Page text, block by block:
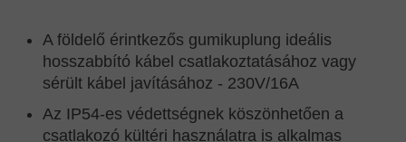
A földelő érintkezős gumikuplung ideális
hosszabbító kábel csatlakoztatásához vagy
sérült kábel javításához - 230V/16A
Az IP54-es védettségnek köszönhetően a
csatlakozó kültéri használatra is alkalmas